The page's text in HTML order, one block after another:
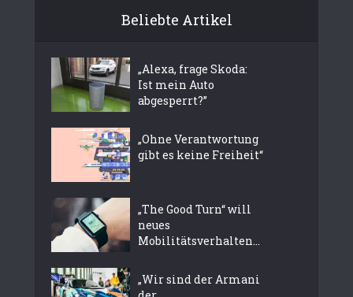
Beliebte Artikel
„Alexa, frage Skoda:
Ist mein Auto
abgesperrt?”
„Ohne Verantwortung
gibt es keine Freiheit“
„The Good Turn“ will
neues
Mobilitätsverhalten...
„Wir sind der Armani